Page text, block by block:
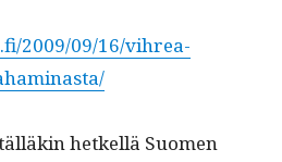
2009/09/16/vihrea-
het­kel­lä Suomen